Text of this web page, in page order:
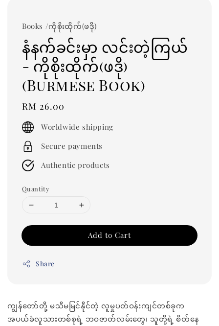
Books /ကိုစိုးထိုက်(ဖဒို)
နံနက်ခင်းမှာ လင်းတဲ့ကြယ်
- ကိုစိုးထိုက်(ဖဒို)
(Burmese Book)
Regular
price
RM 26.00
Worldwide shipping
Secure payments
Authentic products
Quantity
Add to Cart
Share
ကျွန်တော်တို့ မသိမမြင်နိုင်တဲ့ လူမှုပတ်ဝန်းကျင်တစ်ခုက
အပယ်ခံလူသားတစ်စုရဲ့ ဘဝဇာတ်လမ်းတွေ၊ သူတို့ရဲ့ စိတ်နေ